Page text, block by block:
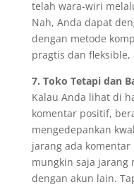
telah wara-wiri
Nah, Anda dapat
dengan metode
pragtis dan
7. Toko Tetapi dan
Kalau Anda lihat di
komentar positif,
mengedepankan
jarang ada
mungkin saja jarang
dengan akun lain.